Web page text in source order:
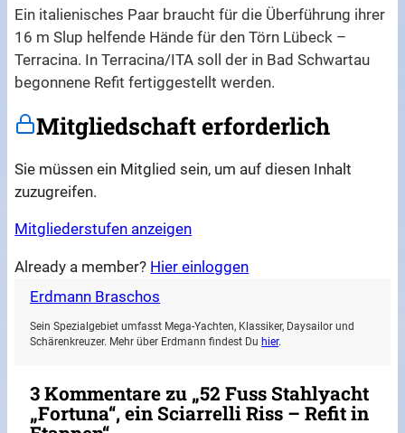
Ein italienisches Paar braucht für die Überführung ihrer
16 m Slup helfende Hände für den Törn Lübeck –
Terracina. In Terracina/ITA soll der in Bad Schwartau
begonnene Refit fertiggestellt werden.
Mitgliedschaft erforderlich
Sie müssen ein Mitglied sein, um auf diesen Inhalt
zuzugreifen.
Mitgliederstufen anzeigen
Already a member? Hier einloggen
Erdmann Braschos
Sein Spezialgebiet umfasst Mega-Yachten, Klassiker, Daysailor und
Schärenkreuzer. Mehr über Erdmann findest Du hier.
3 Kommentare zu „52 Fuss Stahlyacht
„Fortuna“, ein Sciarrelli Riss – Refit in